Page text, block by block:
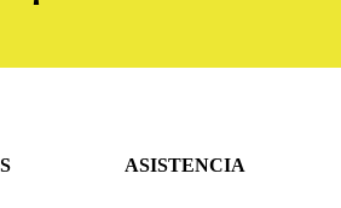
ASISTENCIA